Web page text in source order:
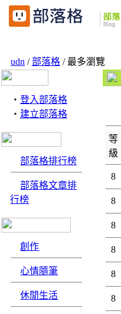
udn /部落格 / 最多瀏覽
‧ 登入部落格
‧ 建立部落格
部落格排行榜
部落格文章排
行榜
創作
心情隨筆
休閒生活
等
級
8
8
8
8
8
8